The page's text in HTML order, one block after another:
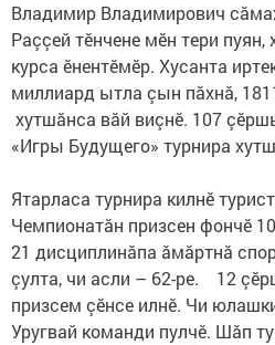
Владимир Владимирович
Раççей тӗнчене мӗн тери пуян,
курса ӗнентӗмӗр. Хусанта
миллиард ытла çын пăхнă,
хутшăнса вăй виçнӗ. 107
«Игры Будущего» турнира
Ятарласа турнира килнӗ
Чемпионатăн призсен фончӗ
21 дисциплинăпа ăмăртнă
çулта, чи асли – 62-ре. 12
призсем çӗнсе илнӗ. Чи
Уругвай команди пулчӗ. Шăп